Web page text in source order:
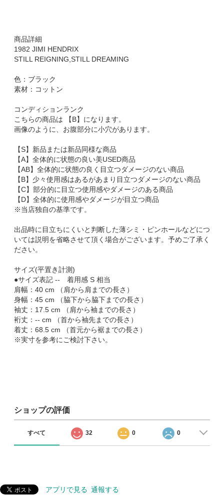
商品詳細
1982 JIMI HENDRIX
STILL REIGNING,STILL DREAMING
色：ブラック
素材：コットン
コンディションランク
こちらの商品は 【B】になります。
画像のように、お腹部分に小穴があります。
【S】新品または新品同様な商品
【A】全体的に状態の良い美USED商品
【AB】全体的に状態の良く目立つダメージのない商品
【B】少々使用感はあるがあまり目立つダメージのない商品
【C】部分的に目立つ使用感やダメージのある商品
【D】全体的に使用感やダメージが目立つ商品
※当店独自の基準です。
出品時に目立ちにくいと判断した薄シミ・ピンホールなどにつ
いては説明を省略させて頂く場合がございます。予めご了承く
ださい。
サイズ(平置き計測)
●サイズ表記 -- 着用感 S 相当
肩幅：40 cm （肩から肩までの長さ）
身幅：45 cm （脇下から脇下までの長さ）
袖丈：17.5 cm （肩から袖までの長さ）
裄丈：-- cm （首から袖先までの長さ）
着丈：68.5 cm （首元から裾までの長さ）
※実寸を参考にご検討下さい。
ショップの評価
すべて 32 0 0
アプリで見る 通報する